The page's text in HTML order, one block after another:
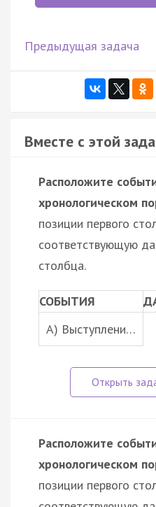
Предыдущая задача
Вместе с этой
Расположите
хронологическом
позиции первого
соответствующую
столбца.
СОБЫТИЯ
A) Выступлени…
Расположите
хронологическом
позиции первого